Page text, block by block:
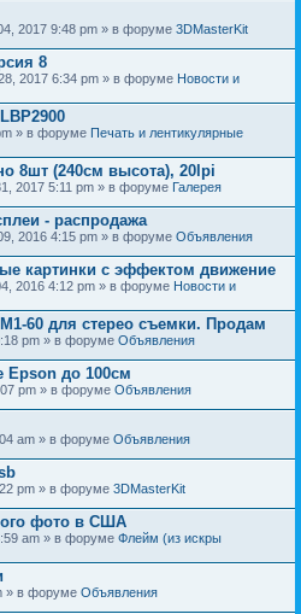
2017 9:48 pm » в форуме 3DMasterKit
8
2017 6:34 pm » в форуме Новости и
» в форуме Печать и лентикулярные
8шт (240см высота), 20lpi
2017 5:11 pm » в форуме Галерея
- распродажа
2016 4:15 pm » в форуме Объявления
картинки с эффектом движение
2016 4:12 pm » в форуме Новости и
60 для стерео съемки. Продам
pm » в форуме Объявления
Epson до 100см
pm » в форуме Объявления
am » в форуме Объявления
pm » в форуме 3DMasterKit
фото в США
am » в форуме Флейм (из искры
» в форуме Объявления